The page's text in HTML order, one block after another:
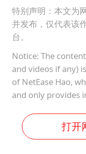
特别声明：本文为
并发布，仅代表该
台。
Notice: The
and videos if any)
of NetEase Hao,
and only provides
打开